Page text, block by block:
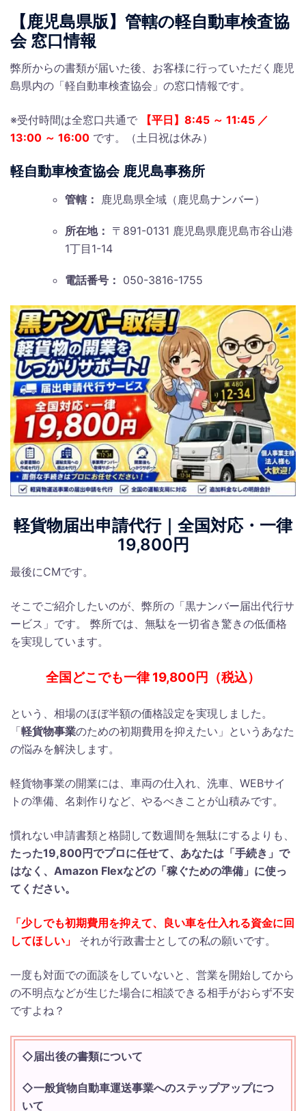
【鹿児島県版】管轄の軽自動車検査協
会 窓口情報
弊所からの書類が届いた後、お客様に行っていただく鹿児
島県内の「軽自動車検査協会」の窓口情報です。
※受付時間は全窓口共通で
【平日】8:45 ～ 11:45 ／
13:00 ～ 16:00 です。（土日祝は休み）
軽自動車検査協会 鹿児島事務所
管轄： 鹿児島県全域（鹿児島ナンバー）
所在地： 〒891-0131 鹿児島県鹿児島市谷山港
1丁目1-14
電話番号： 050-3816-1755
軽貨物届出申請代行｜全国対応・一律
19,800円
最後にCMです。
そこでご紹介したいのが、弊所の「黒ナンバー届出代行サ
ービス」です。 弊所では、無駄を一切省き驚きの低価格
を実現しています。
全国どこでも一律 19,800円（税込）
という、相場のほぼ半額の価格設定を実現しました。
「軽貨物事業のための初期費用を抑えたい」というあなた
の悩みを解決します。
軽貨物事業の開業には、車両の仕入れ、洗車、WEBサイ
トの準備、名刺作りなど、やるべきことが山積みです。
慣れない申請書類と格闘して数週間を無駄にするよりも、
たった19,800円でプロに任せて、あなたは「手続き」で
はなく、Amazon Flexなどの「稼ぐための準備」に使っ
てください。
「少しでも初期費用を抑えて、良い車を仕入れる資金に回
してほしい」
それが行政書士としての私の願いです。
一度も対面での面談をしていないと、営業を開始してから
の不明点などが生じた場合に相談できる相手がおらず不安
ですよね？
◇届出後の書類について
◇一般貨物自動車運送事業へのステップアップにつ
いて